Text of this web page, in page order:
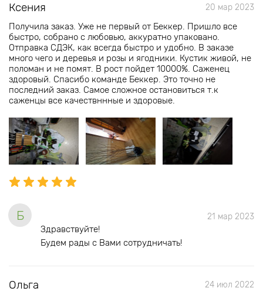
Ксения 20 мар 2023
Получила заказ. Уже не первый от Беккер. Пришло все
быстро, собрано с любовью, аккуратно упаковано.
Отправка СДЭК, как всегда быстро и удобно. В заказе
много чего и деревья и розы и ягодники. Кустик живой, не
поломан и не помят. В рост пойдет 10000%. Саженец
здоровый. Спасибо команде Беккер. Это точно не
последний заказ. Самое сложное остановиться т.к
саженцы все качествннные и здоровые.
Б 21 мар 2023
Здравствуйте!
Будем рады с Вами сотрудничать!
Ольга 24 июл 2022